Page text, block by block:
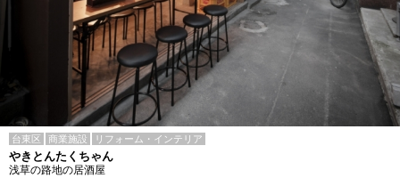
台東区 商業施設 リフォーム・インテリア
やきとんたくちゃん
浅草の路地の居酒屋